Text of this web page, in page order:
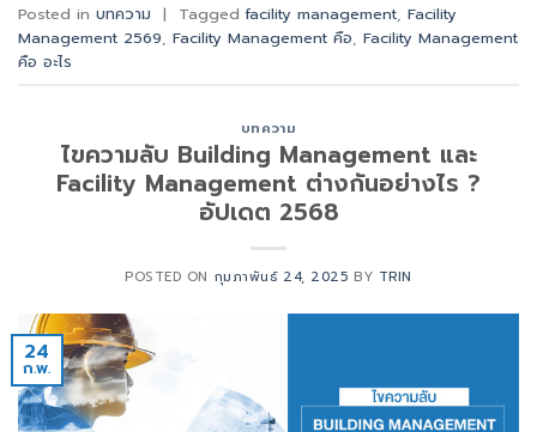
Posted in บทความ | Taggedfacility management, Facility
Management 2569, Facility Management คือ, Facility Management
คือ อะไร
บทความ
ไขความลับ Building Management และ
Facility Management ต่างกันอย่างไร ?
อัปเดต 2568
POSTED ON กุมภาพันธ์ 24, 2025 BY TRIN
24
ก.พ.